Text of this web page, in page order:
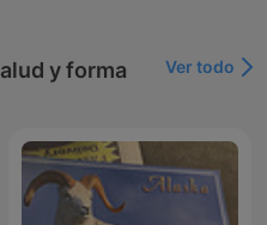
y forma
Ver todo